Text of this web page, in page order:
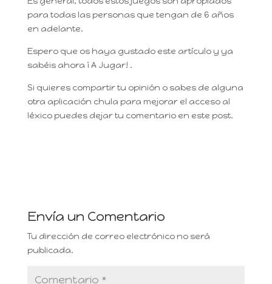
para todas las personas que tengan de 6 años
en adelante.
Espero que os haya gustado este artículo y ya
sabéis ahora ¡ A Jugar! .
Si quieres compartir tu opinión o sabes de alguna
otra aplicación chula para mejorar el acceso al
léxico puedes dejar tu comentario en este post.
Envía un Comentario
Tu dirección de correo electrónico no será
publicada.